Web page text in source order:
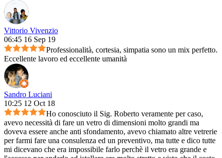
Vittorio Vivenzio
06:45 16 Sep 19
Professionalità, cortesia, simpatia sono un mix perfetto.
Eccellente lavoro ed eccellente umanità
Sandro Luciani
10:25 12 Oct 18
Ho conosciuto il Sig. Roberto veramente per caso,
avevo necessità di fare un vetro di dimensioni molto grandi ma
doveva essere anche anti sfondamento, avevo chiamato altre vetrerie
per farmi fare una consulenza ed un preventivo, ma tutte e dico tutte
mi dicevano che era impossibile farlo perchè il vetro era grande e